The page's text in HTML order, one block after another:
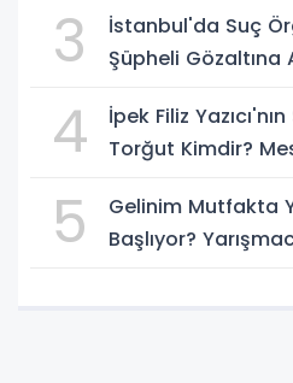
3
İstanbul'da Suç
Şüpheli Gözaltına
4
İpek Filiz
Torğut Kimdir?
5
Gelinim Mutfakta
Başlıyor?